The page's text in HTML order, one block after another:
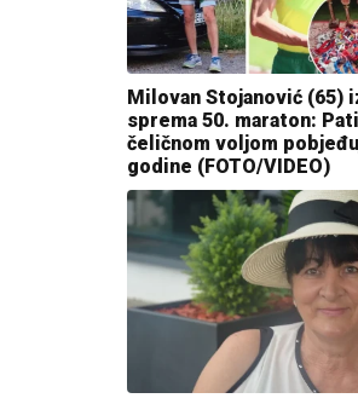
Milovan Stojanović (65)
sprema 50. maraton:
čeličnom voljom
godine (FOTO/VIDEO)